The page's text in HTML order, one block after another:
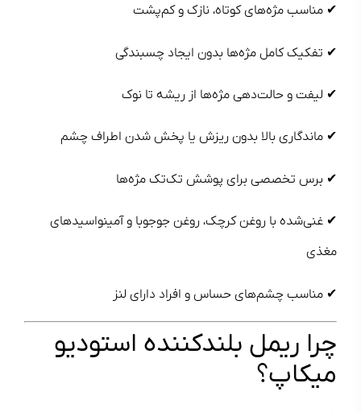
✔ مناسب مژه‌های کوتاه، نازک و کم‌پشت
✔ تفکیک کامل مژه‌ها بدون ایجاد چسبندگی
✔ لیفت و حالت‌دهی مژه‌ها از ریشه تا نوک
✔ ماندگاری بالا بدون ریزش یا پخش شدن اطراف چشم
✔ برس تخصصی برای پوشش تک‌تک مژه‌ها
✔ غنی‌شده با روغن کرچک، روغن جوجوبا و آمینواسیدهای
مغذی
✔ مناسب چشم‌های حساس و افراد دارای لنز
چرا ریمل بلندکننده استودیو
میکاپ؟